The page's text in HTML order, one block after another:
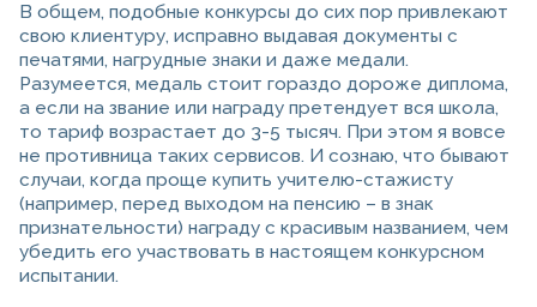
В общем, подобные конкурсы до сих пор привлекают
свою клиентуру, исправно выдавая документы с
печатями, нагрудные знаки и даже медали.
Разумеется, медаль стоит гораздо дороже диплома,
а если на звание или награду претендует вся школа,
то тариф возрастает до 3-5 тысяч. При этом я вовсе
не противница таких сервисов. И сознаю, что бывают
случаи, когда проще купить учителю-стажисту
(например, перед выходом на пенсию – в знак
признательности) награду с красивым названием, чем
убедить его участвовать в настоящем конкурсном
испытании.